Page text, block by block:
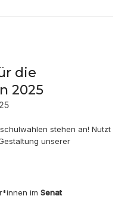
die
2025
stehen an! Nutzt
unserer
im Senat